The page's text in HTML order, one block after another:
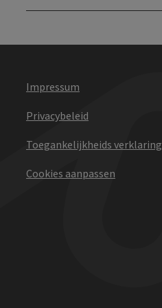
Impressum
Privacybeleid
Toegankelijkheids verklaring
Cookies aanpassen